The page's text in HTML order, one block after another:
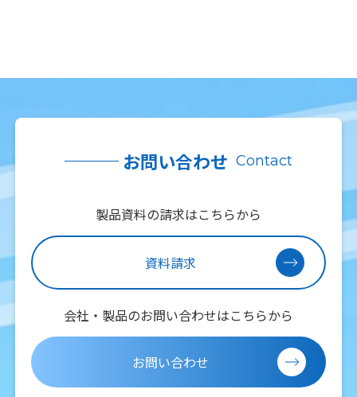
お問い合わせ Contact
製品資料の請求はこちらから
資料請求
会社・製品のお問い合わせはこちらから
お問い合わせ